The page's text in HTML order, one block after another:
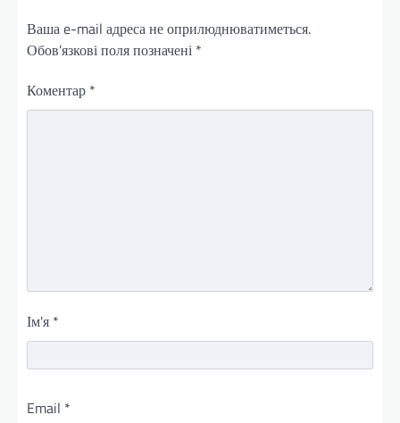
Ваша e-mail адреса не оприлюднюватиметься.
Обов’язкові поля позначені *
Коментар *
Ім'я *
Email *